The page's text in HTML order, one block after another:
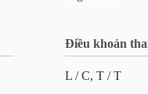
Điều khoản
L / C, T / T